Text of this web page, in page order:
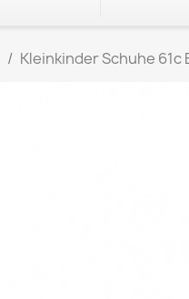
Kleinkinder Schuhe 61c